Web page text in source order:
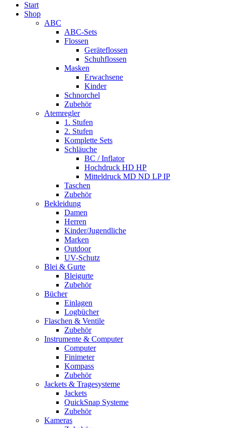
Start
Shop
ABC
ABC-Sets
Flossen
Geräteflossen
Schuhflossen
Masken
Erwachsene
Kinder
Schnorchel
Zubehör
Atemregler
1. Stufen
2. Stufen
Komplette Sets
Schläuche
BC / Inflator
Hochdruck HD HP
Mitteldruck MD ND LP IP
Taschen
Zubehör
Bekleidung
Damen
Herren
Kinder/Jugendliche
Marken
Outdoor
UV-Schutz
Blei & Gurte
Bleigurte
Zubehör
Bücher
Einlagen
Logbücher
Flaschen & Ventile
Zubehör
Instrumente & Computer
Computer
Finimeter
Kompass
Zubehör
Jackets & Tragesysteme
Jackets
QuickSnap Systeme
Zubehör
Kameras